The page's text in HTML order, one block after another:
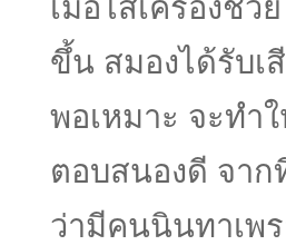
เมื่อไส่เครื่องช่ว
ขึ้น สมองได้รับเ
พอเหมาะ จะทำ
ตอบสนองดี จาก
ว่ามีคนนินทาเพ